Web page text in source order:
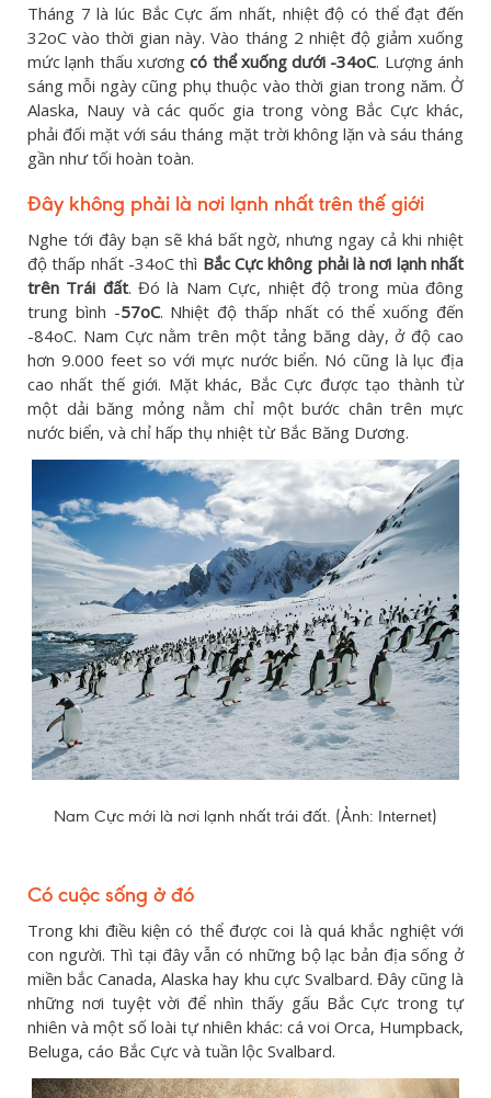
Tháng 7 là lúc Bắc Cực ấm nhất, nhiệt độ có thể đạt đến
32oC vào thời gian này. Vào tháng 2 nhiệt độ giảm xuống
mức lạnh thấu xươngcó thể xuống dưới -34oC. Lượng ánh
sáng mỗi ngày cũng phụ thuộc vào thời gian trong năm. Ở
Alaska, Nauy và các quốc gia trong vòng Bắc Cực khác,
phải đối mặt với sáu tháng mặt trời không lặn và sáu tháng
gần như tối hoàn toàn.
Đây không phải là nơi lạnh nhất trên thế giới
Nghe tới đây bạn sẽ khá bất ngờ, nhưng ngay cả khi nhiệt
độ thấp nhất -34oC thì Bắc Cực không phải là nơi lạnh nhất
trên Trái đất. Đó là Nam Cực, nhiệt độ trong mùa đông
trung bình -57oC. Nhiệt độ thấp nhất có thể xuống đến
-84oC. Nam Cực nằm trên một tảng băng dày, ở độ cao
hơn 9.000 feet so với mực nước biển. Nó cũng là lục địa
cao nhất thế giới. Mặt khác, Bắc Cực được tạo thành từ
một dải băng mỏng nằm chỉ một bước chân trên mực
nước biển, và chỉ hấp thụ nhiệt từ Bắc Băng Dương.
Nam Cực mới là nơi lạnh nhất trái đất. (Ảnh: Internet)
Có cuộc sống ở đó
Trong khi điều kiện có thể được coi là quá khắc nghiệt với
con người. Thì tại đây vẫn có những bộ lạc bản địa sống ở
miền bắc Canada, Alaska hay khu cực Svalbard. Đây cũng là
những nơi tuyệt vời để nhìn thấy gấu Bắc Cực trong tự
nhiên và một số loài tự nhiên khác: cá voi Orca, Humpback,
Beluga, cáo Bắc Cực và tuần lộc Svalbard.